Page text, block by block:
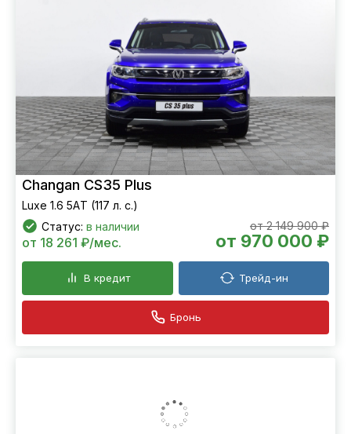
Changan CS35 Plus
Luxe 1.6 5АT (117 л. с.)
Статус: в наличии от 2 149 900 ₽
от 970 000 ₽
от 18 261 ₽/мес.
В кредит Трейд-ин
Бронь